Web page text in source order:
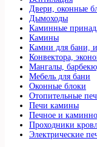
Двери, оконные
Дымоходы
Каминные
Камины
Камни для бани,
Конвектора,
Мангалы,
Мебель для бани
Оконные блоки
Отопительные
Печи камины
Печное и
Проходники
Электрические